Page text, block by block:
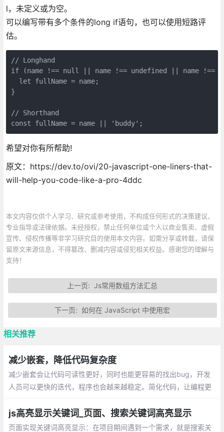
l，未定义或为空。
可以编写带有多个条件的long if语句，也可以使用短路评
估。
// Longhand
if (name !== null || name !== undefined || name
  let fullName = name;
}
// Shorthand
const fullName = name || 'buddy';
希望对你有所帮助!
原文：https://dev.to/ovi/20-javascript-one-liners-that-
will-help-you-code-like-a-pro-4ddc
本文内容仅供个人学习、研究或参考使用，不构成任何形式的决策建议、
专业指导或法律依据。未经授权，禁止任何单位或个人以商业售卖、虚假
宣传、侵权传播等非学习研究目的使用本文内容。如需分享或转载，请保
留原文来源信息，不得篡改、删减内容或侵犯相关权益。感谢您的理解与
支持！
上一页:Js常用数组方法汇总
下一页:如何在 JavaScript 中使用宏
相关推荐
减少嵌套，降低代码复杂度
减少嵌套会让代码可读性更好，同时也能更容易的找出bug，开发
人员可以更快的迭代，程序也会越来越稳定。简化代码，让编程更
js高亮显示关键词_页面、搜索关键词高亮显示
页面实现关键词高亮显示：在项目期间遇到一个需求，就是搜索关